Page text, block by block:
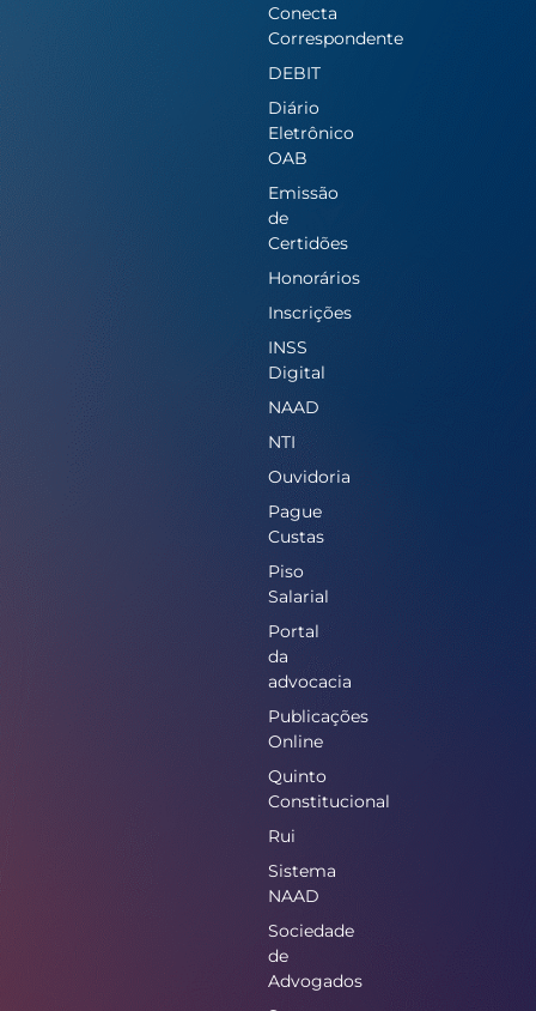
Conecta
Correspondente
DEBIT
Diário
Eletrônico
OAB
Emissão
de
Certidões
Honorários
Inscrições
INSS
Digital
NAAD
NTI
Ouvidoria
Pague
Custas
Piso
Salarial
Portal
da
advocacia
Publicações
Online
Quinto
Constitucional
Rui
Sistema
NAAD
Sociedade
de
Advogados